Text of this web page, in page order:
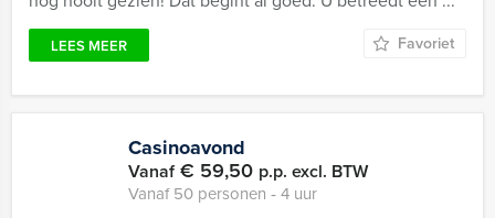
LEES MEER Favoriet
Casinoavond
Vanaf€ 59,50 p.p. excl. BTW
Vanaf 50 personen ‐ 4 uur